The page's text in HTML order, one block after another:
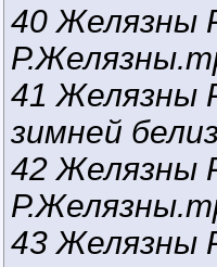
40 Желязны
41 Желязны
зимней
42 Желязны
43 Желязны